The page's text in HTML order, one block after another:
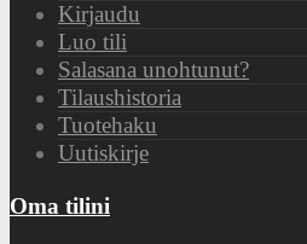
Kirjaudu
Luo tili
Salasana unohtunut?
Tilaushistoria
Tuotehaku
Uutiskirje
Oma tilini